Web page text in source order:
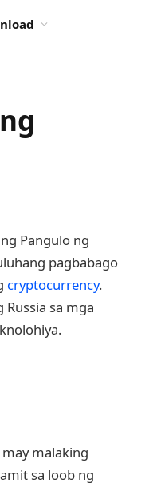
Pangulo ng
pagbabago
cryptocurrency.
sa mga
malaking
sa loob ng